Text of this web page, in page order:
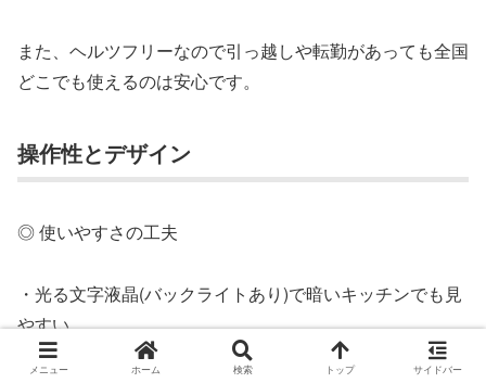
また、ヘルツフリーなので引っ越しや転勤があっても全国
どこでも使えるのは安心です。
操作性とデザイン
◎ 使いやすさの工夫
・光る文字液晶(バックライトあり)で暗いキッチンでも見
やすい
・大きめボタンで視認性が高く誤操作しにくい
メニュー ホーム 検索 トップ サイドバー